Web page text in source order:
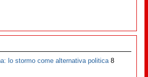
lo stormo come alternativa politica 8